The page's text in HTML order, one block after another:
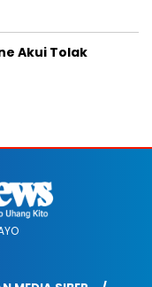
Akui Tolak